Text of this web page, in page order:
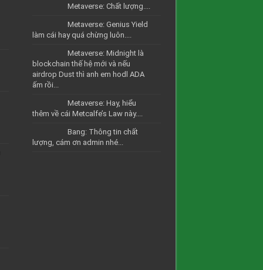
Metaverse: Chất lượng....
Metaverse: Genius Yield
làm cái hay quá chừng luôn....
Metaverse: Midnight là
blockchain thế hệ mới và nếu
airdrop Dust thì anh em hodl ADA
ấm rồi...
Metaverse: Hay, hiểu
thêm về cái Metcalfe’s Law này....
Bang: Thông tin chất
lượng, cám ơn admin nhé...